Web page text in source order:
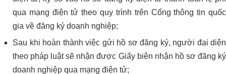
qua mạng điện tử theo quy trình trên Cổng thông tin quốc
gia về đăng ký doanh nghiệp;
Sau khi hoàn thành việc gửi hồ sơ đăng ký, người đại diện
theo pháp luật sẽ nhận được Giấy biên nhận hồ sơ đăng ký
doanh nghiệp qua mạng điện tử;